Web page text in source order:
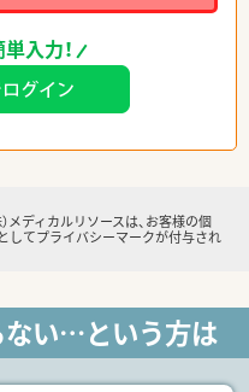
入力！
メディカルリソースは、お客様の個
してプライバシーマークが付与され
ない…という方は